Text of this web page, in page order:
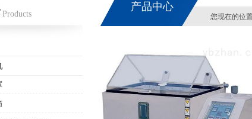
Products
产品中心
您现在的位置